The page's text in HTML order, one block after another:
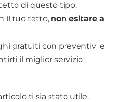
di questo tipo.
il tuo tetto, non esitare a
gratuiti con preventivi e
il miglior servizio
ti sia stato utile.